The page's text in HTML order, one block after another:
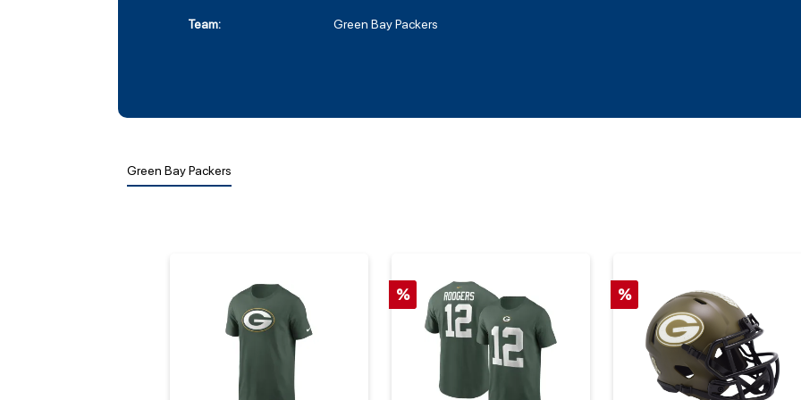
Team: Green Bay Packers
Green Bay Packers
% %